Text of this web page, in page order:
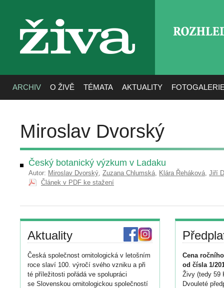
živa
ARCHIV O ŽIVĚ TÉMATA AKTUALITY
Miroslav Dvorský
Český botanický výzkum v Ladaku
Autor: Miroslav Dvorský, Zuzana Chlumská, Klára Řeháková, Jiří
Článek v PDF ke stažení
Aktuality
Česká společnost ornitologická v letošním
roce slaví 100. výročí svého vzniku a při
té příležitosti pořádá ve spolupráci
se Slovenskou ornitologickou společností
Cena
od čísla 1/
Živy (tedy 59
Dvouleté